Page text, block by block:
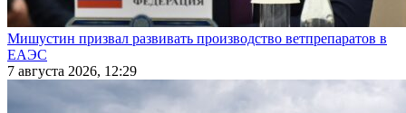
Мишустин призвал развивать производство ветпрепаратов в
ЕАЭС
7 августа 2026, 12:29